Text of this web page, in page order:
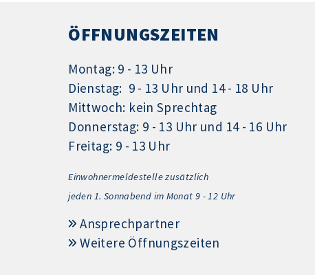
ÖFFNUNGSZEITEN
Montag: 9 - 13 Uhr
Dienstag: 9 - 13 Uhr und 14 - 18 Uhr
Mittwoch: kein Sprechtag
Donnerstag: 9 - 13 Uhr und 14 - 16 Uhr
Freitag: 9 - 13 Uhr
Einwohnermeldestelle zusätzlich
jeden 1. Sonnabend im Monat 9 - 12 Uhr
Ansprechpartner
Weitere Öffnungszeiten